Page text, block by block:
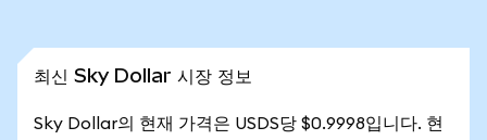
최신 Sky Dollar 시장 정보
Sky Dollar의 현재 가격은 USDS당 $0.9998입니다. 현